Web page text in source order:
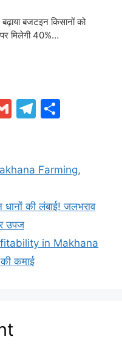
बजटइन किसानों को
पर मिलेगी 40%…
G
l
T
gr
m
e
Farming,
धानों की लंबाई! जलभराव
उपज
in Makhana
कमाई